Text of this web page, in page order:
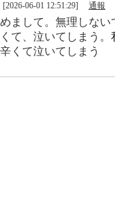
[2026-06-01 12:51:29] 通報
まして。無理しない
て、泣いてしまう。
くて泣いてしまう